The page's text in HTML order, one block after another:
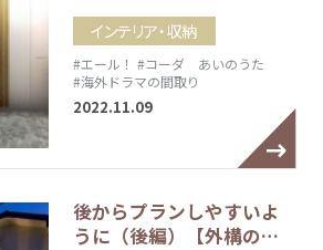
インテリア・収納
#エール！ #コーダ あいのうた
#海外ドラマの間取り
2022.11.09
後からプランしやすいよ
うに（後編）【外構の…